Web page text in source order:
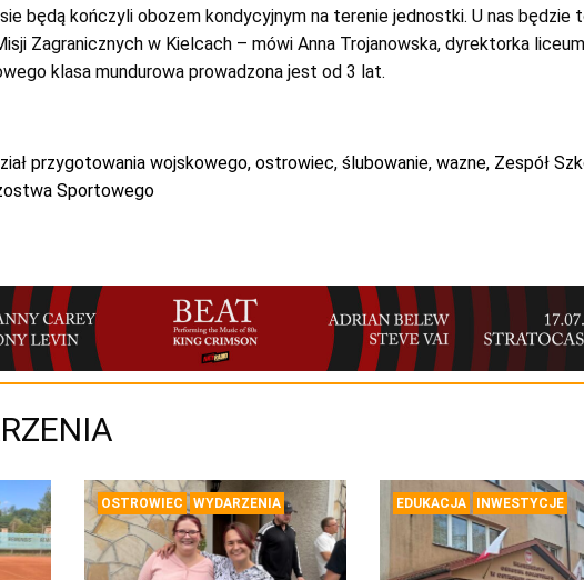
będą kończyli obozem kondycyjnym na terenie jednostki. U nas będzie
Zagranicznych w Kielcach – mówi Anna Trojanowska, dyrektorka
klasa mundurowa prowadzona jest od 3 lat.
przygotowania wojskowego, ostrowiec, ślubowanie, wazne, Zespół
Sportowego
OSTROWIEC WYDARZENIA EDUKACJA INWESTYCJE